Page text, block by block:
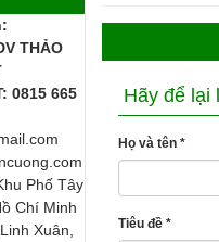
THẢO
0815 665
Phố Tây
Chí Minh
Xuân,
Hãy để lại
Họ và tên *
Tiêu đề *